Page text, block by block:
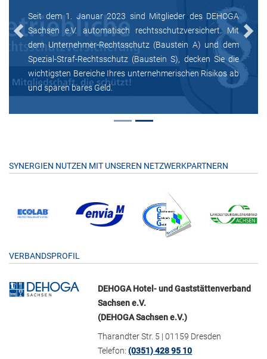
Seit dem 1. Januar 2023 sind Mitglieder des DEHOGA
Sachsen e.V. automatisch rechtsschutzversichert. Mit
dem Unternehmer-Rechtsschutz (Baustein A) und dem
Spezial-Straf-Rechtsschutz (Baustein S), decken Sie die
wichtigsten Bereiche Ihres unternehmerischen Risikos ab
und sparen bares Geld.
Previous Next
SYNERGIEN NUTZEN MIT UNSEREN NETZWERKPARTNERN
VERBANDSPROFIL
DEHOGA Hotel- und Gaststättenverband
Sachsen e.V.
(DEHOGA Sachsen e.V.)
Tharandter Str. 5 | 01159 Dresden
Telefon:(0351) 428 95 10